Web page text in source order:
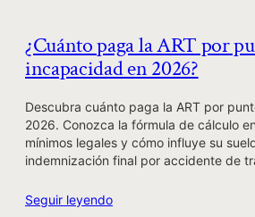
¿Cuánto paga la ART por
incapacidad en 2026?
Descubra cuánto paga la ART por
2026. Conozca la fórmula de cálculo
mínimos legales y cómo influye su
indemnización final por accidente de
Seguir leyendo